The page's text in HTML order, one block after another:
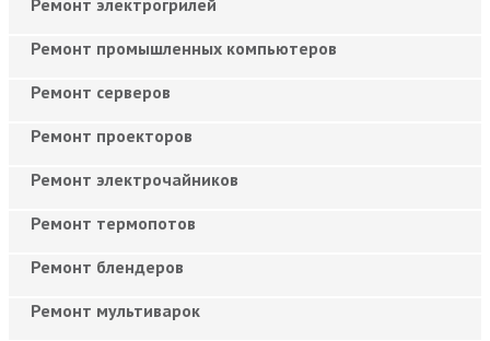
Ремонт промышленных компьютеров
Ремонт серверов
Ремонт проекторов
Ремонт электрочайников
Ремонт термопотов
Ремонт блендеров
Ремонт мультиварок